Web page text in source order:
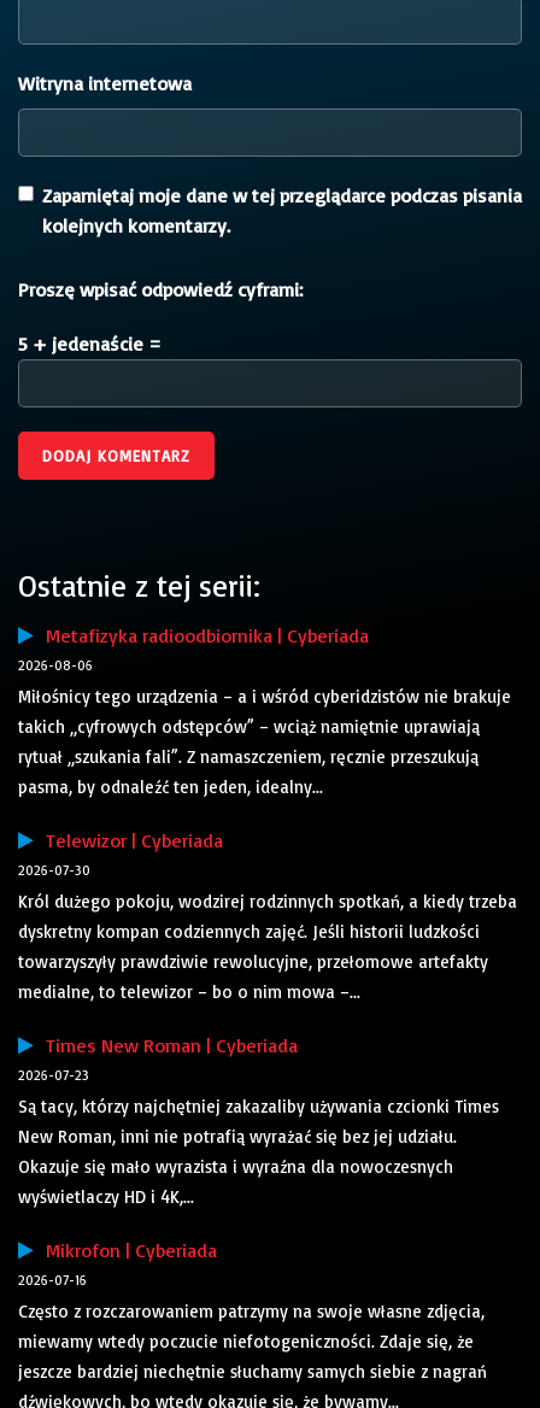
Witryna internetowa
Zapamiętaj moje dane w tej przeglądarce podczas pisania
kolejnych komentarzy.
Proszę wpisać odpowiedź cyframi:
5 + jedenaście =
Ostatnie z tej serii:
Metafizyka radioodbiornika | Cyberiada
2026-08-06
Miłośnicy tego urządzenia – a i wśród cyberidzistów nie brakuje
takich „cyfrowych odstępców” – wciąż namiętnie uprawiają
rytuał „szukania fali”. Z namaszczeniem, ręcznie przeszukują
pasma, by odnaleźć ten jeden, idealny...
Telewizor | Cyberiada
2026-07-30
Król dużego pokoju, wodzirej rodzinnych spotkań, a kiedy trzeba
dyskretny kompan codziennych zajęć. Jeśli historii ludzkości
towarzyszyły prawdziwie rewolucyjne, przełomowe artefakty
medialne, to telewizor – bo o nim mowa –...
Times New Roman | Cyberiada
2026-07-23
Są tacy, którzy najchętniej zakazaliby używania czcionki Times
New Roman, inni nie potrafią wyrażać się bez jej udziału.
Okazuje się mało wyrazista i wyraźna dla nowoczesnych
wyświetlaczy HD i 4K,...
Mikrofon | Cyberiada
2026-07-16
Często z rozczarowaniem patrzymy na swoje własne zdjęcia,
miewamy wtedy poczucie niefotogeniczności. Zdaje się, że
jeszcze bardziej niechętnie słuchamy samych siebie z nagrań
dźwiękowych, bo wtedy okazuje się, że bywamy...